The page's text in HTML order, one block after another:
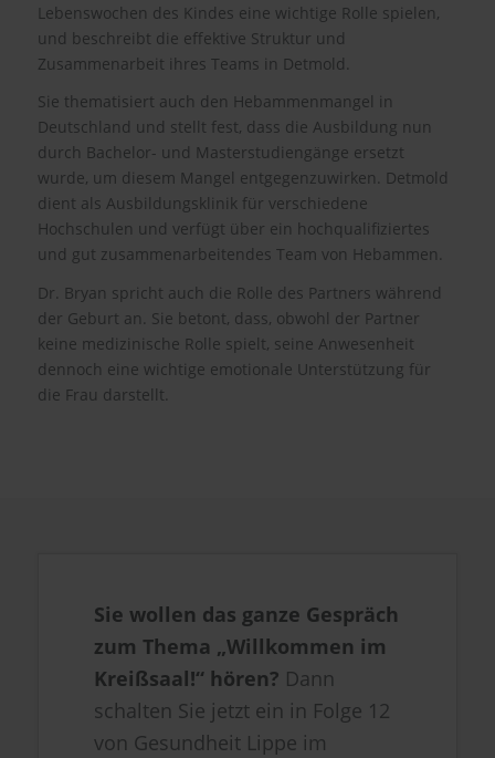
Lebenswochen des Kindes eine wichtige Rolle spielen,
und beschreibt die effektive Struktur und
Zusammenarbeit ihres Teams in Detmold.
Sie thematisiert auch den Hebammenmangel in
Deutschland und stellt fest, dass die Ausbildung nun
durch Bachelor- und Masterstudiengänge ersetzt
wurde, um diesem Mangel entgegenzuwirken. Detmold
dient als Ausbildungsklinik für verschiedene
Hochschulen und verfügt über ein hochqualifiziertes
und gut zusammenarbeitendes Team von Hebammen.
Dr. Bryan spricht auch die Rolle des Partners während
der Geburt an. Sie betont, dass, obwohl der Partner
keine medizinische Rolle spielt, seine Anwesenheit
dennoch eine wichtige emotionale Unterstützung für
die Frau darstellt.
Sie wollen das ganze Gespräch
zum Thema „Willkommen im
Kreißsaal!“ hören? Dann
schalten Sie jetzt ein in Folge 12
von Gesundheit Lippe im